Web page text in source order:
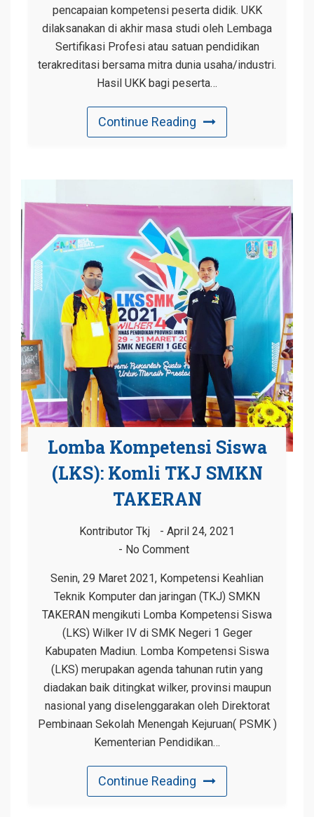
pencapaian kompetensi peserta didik. UKK
dilaksanakan di akhir masa studi oleh Lembaga
Sertifikasi Profesi atau satuan pendidikan
terakreditasi bersama mitra dunia usaha/industri.
Hasil UKK bagi peserta…
Continue Reading
Lomba Kompetensi Siswa
(LKS): Komli TKJ SMKN
TAKERAN
Kontributor Tkj
April 24, 2021
No Comment
Senin, 29 Maret 2021, Kompetensi Keahlian
Teknik Komputer dan jaringan (TKJ) SMKN
TAKERAN mengikuti Lomba Kompetensi Siswa
(LKS) Wilker IV di SMK Negeri 1 Geger
Kabupaten Madiun. Lomba Kompetensi Siswa
(LKS) merupakan agenda tahunan rutin yang
diadakan baik ditingkat wilker, provinsi maupun
nasional yang diselenggarakan oleh Direktorat
Pembinaan Sekolah Menengah Kejuruan( PSMK )
Kementerian Pendidikan…
Continue Reading